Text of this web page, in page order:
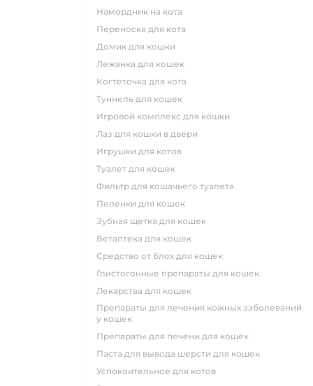
намордник на кота
переноска для кота
домик для кошки
лежанка для кошек
когтеточка для кота
туннель для кошек
игровой комплекс для кошки
лаз для кошки в двери
игрушки для котов
туалет для кошек
фильтр для кошачьего туалета
пеленки для кошек
зубная щетка для кошек
ветаптека для кошек
средство от блох для кошек
глистогонные препараты для кошек
лекарства для кошек
препараты для лечения кожных заболеваний
у кошек
препараты для печени для кошек
паста для вывода шерсти для кошек
успокоительное для котов